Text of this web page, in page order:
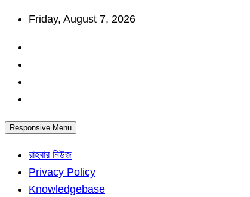
Skip
content
Friday, August 7, 2026
Responsive Menu
রাহবার নিউজ
Privacy Policy
Knowledgebase